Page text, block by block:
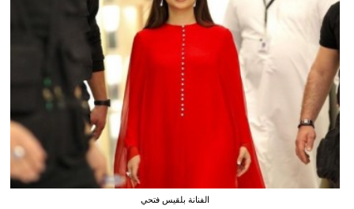
الفنانة بلقيس فتحي